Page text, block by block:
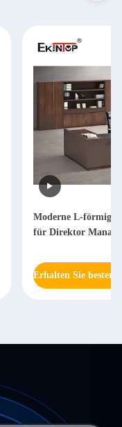
Moderne L-förmige
für Direktor
Erhalten Sie besten